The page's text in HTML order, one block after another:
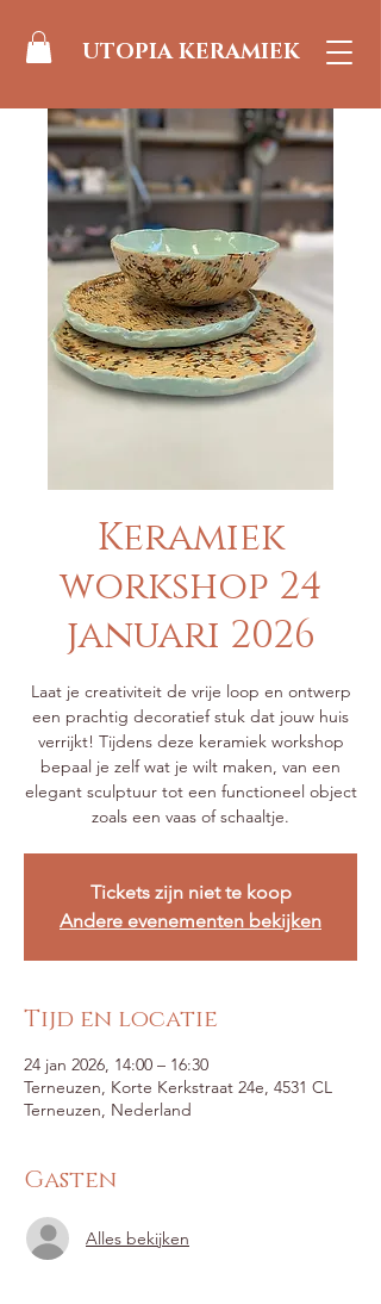
UTOPIA KERAMIEK
Keramiek
workshop 24
januari 2026
Laat je creativiteit de vrije loop en ontwerp
een prachtig decoratief stuk dat jouw huis
verrijkt! Tijdens deze keramiek workshop
bepaal je zelf wat je wilt maken, van een
elegant sculptuur tot een functioneel object
zoals een vaas of schaaltje.
Tickets zijn niet te koop
Andere evenementen bekijken
Tijd en locatie
24 jan 2026, 14:00 – 16:30
Terneuzen, Korte Kerkstraat 24e, 4531 CL
Terneuzen, Nederland
Gasten
Alles bekijken